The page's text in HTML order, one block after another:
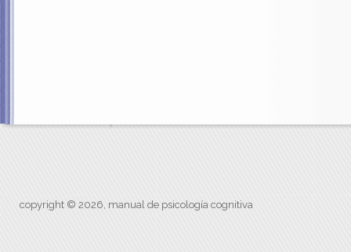
copyright © 2026, manual de psicología cognitiva